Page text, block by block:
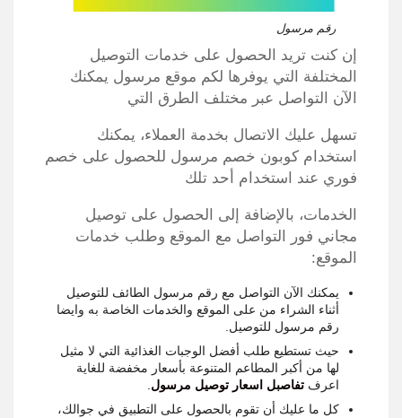
رقم مرسول
إن كنت تريد الحصول على خدمات التوصيل
المختلفة التي يوفرها لكم موقع مرسول يمكنك
الآن التواصل عبر مختلف الطرق التي
تسهل عليك الاتصال بخدمة العملاء، يمكنك
استخدام كوبون خصم مرسول للحصول على خصم
فوري عند استخدام أحد تلك
الخدمات، بالإضافة إلى الحصول على توصيل
مجاني فور التواصل مع الموقع وطلب خدمات
الموقع:
يمكنك الآن التواصل مع رقم مرسول الطائف للتوصيل
أثناء الشراء من على الموقع والخدمات الخاصة به وايضا
رقم مرسول للتوصيل.
حيث تستطيع طلب أفضل الوجبات الغذائية التي لا مثيل
لها من أكبر المطاعم المتنوعة بأسعار مخفضة للغاية
اعرف تفاصبل اسعار توصيل مرسول
كل ما عليك أن تقوم بالحصول على التطبيق في جوالك،